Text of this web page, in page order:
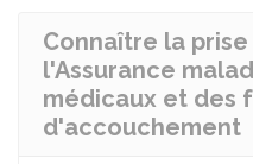
Connaître la
l'Assurance
médicaux et des
d'accouchement